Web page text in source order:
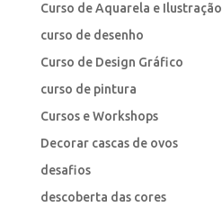
Curso de Aquarela e Ilustração
curso de desenho
Curso de Design Gráfico
curso de pintura
Cursos e Workshops
Decorar cascas de ovos
desafios
descoberta das cores